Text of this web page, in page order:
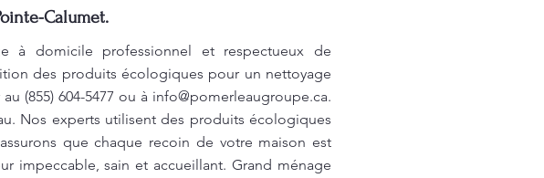
Calumet.
à domicile professionnel et respectueux de
des produits écologiques pour un nettoyage
(855) 604-5477 ou à info@pomerleaugroupe.ca.
Nos experts utilisent des produits écologiques
que chaque recoin de votre maison est
impeccable, sain et accueillant. Grand ménage